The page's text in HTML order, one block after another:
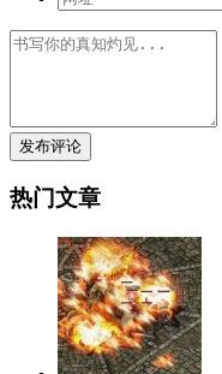
发布评论
热门文章